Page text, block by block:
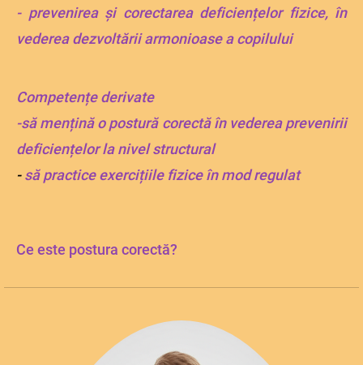
- prevenirea și corectarea deficiențelor fizice, în
vederea dezvoltării armonioase a copilului
Competențe derivate
-să mențină o postură corectă în vederea prevenirii
deficiențelor la nivel structural
-săpractice exercițiile fizice în mod regulat
Ce este postura corectă?